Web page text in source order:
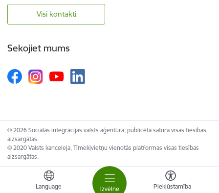
Izvēlne
Language Piekļūstamība
Visi kontakti
Sekojiet mums
© 2026 Sociālās integrācijas valsts aģentūra, publicētā satura visas tiesības
aizsargātas.
© 2020 Valsts kanceleja, Tīmekļvietņu vienotās platformas visas tiesības
aizsargātas.